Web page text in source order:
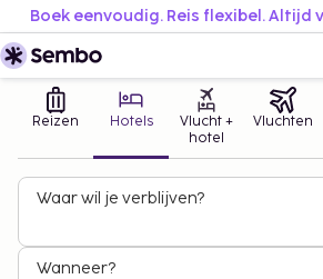
Boek eenvoudig. Reis flexibel. Altijd
Reizen Hotels
Vlucht +
hotel
Vluchten
Waar wil je verblijven?
Wanneer?